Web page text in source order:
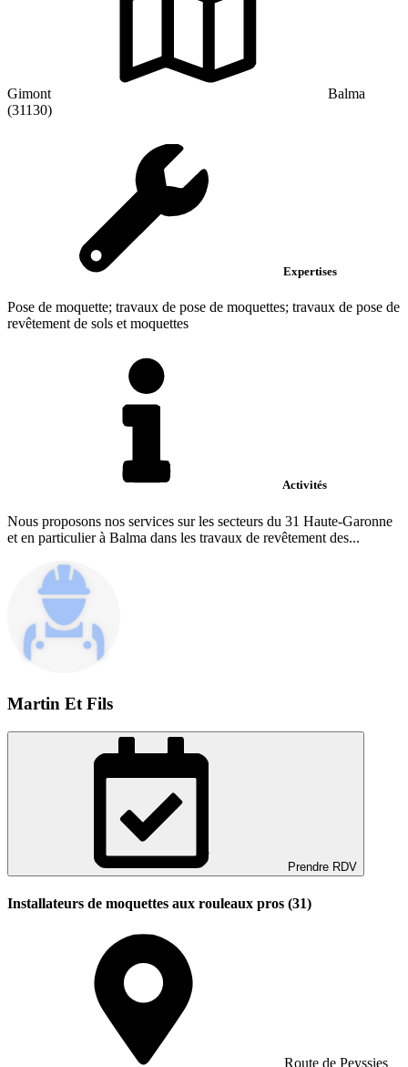
Gimont
Balma
(31130)
Expertises
Pose de moquette; travaux de pose de moquettes; travaux de pose de
revêtement de sols et moquettes
Activités
Nous proposons nos services sur les secteurs du 31 Haute-Garonne
et en particulier à Balma dans les travaux de revêtement des...
Martin Et Fils
Prendre RDV
Installateurs de moquettes aux rouleaux pros (31)
Route de Peyssies